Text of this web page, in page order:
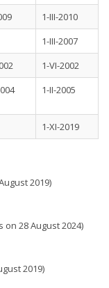
1-III-2010
1-III-2007
1-VI-2002
1-II-2005
1-XI-2019
2019)
28 August 2024)
2019)